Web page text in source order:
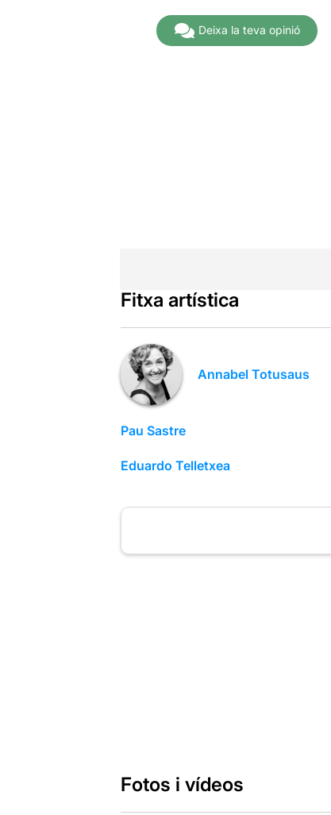
Deixa la teva opinió
Fitxa artística
Annabel Totusaus
Pau Sastre
Eduardo Telletxea
Fotos i vídeos